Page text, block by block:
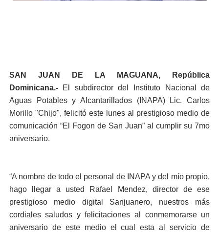
SAN JUAN DE LA MAGUANA, República
Dominicana.- El subdirector del Instituto Nacional de
Aguas Potables y Alcantarillados (INAPA) Lic. Carlos
Morillo "Chijo", felicitó este lunes al prestigioso medio de
comunicación “El Fogon de San Juan” al cumplir su 7mo
aniversario.
“A nombre de todo el personal de INAPA y del mío propio,
hago llegar a usted Rafael Mendez, director de ese
prestigioso medio digital Sanjuanero, nuestros más
cordiales saludos y felicitaciones al conmemorarse un
aniversario de este medio el cual esta al servicio de